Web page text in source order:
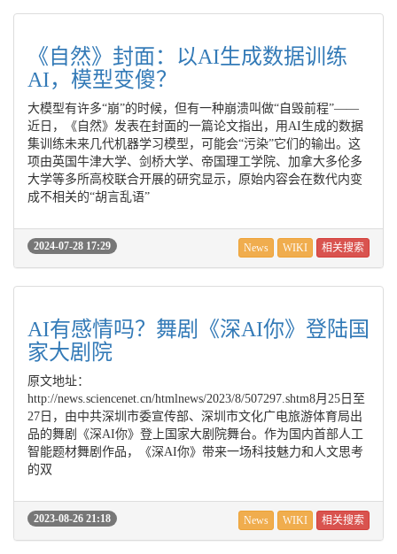
《自然》封面：以AI生成数据训练
AI，模型变傻？
大模型有许多“崩”的时候，但有一种崩溃叫做“自毁前程”——
近日，《自然》发表在封面的一篇论文指出，用AI生成的数据
集训练未来几代机器学习模型，可能会“污染”它们的输出。这
项由英国牛津大学、剑桥大学、帝国理工学院、加拿大多伦多
大学等多所高校联合开展的研究显示，原始内容会在数代内变
成不相关的“胡言乱语”
2024-07-28 17:29 News WIKI 相关搜索
AI有感情吗？舞剧《深AI你》登陆国
家大剧院
原文地址：
http://news.sciencenet.cn/htmlnews/2023/8/507297.shtm8月25日至
27日，由中共深圳市委宣传部、深圳市文化广电旅游体育局出
品的舞剧《深AI你》登上国家大剧院舞台。作为国内首部人工
智能题材舞剧作品，《深AI你》带来一场科技魅力和人文思考
的双
2023-08-26 21:18 News WIKI 相关搜索